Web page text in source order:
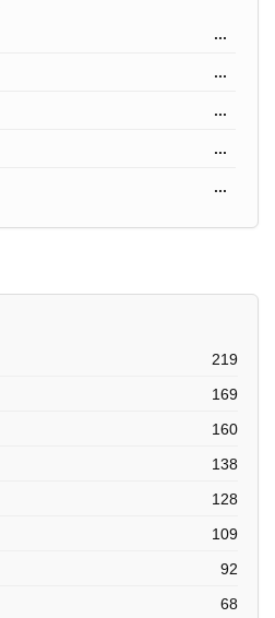
...
...
...
...
...
219
169
160
138
128
109
92
68